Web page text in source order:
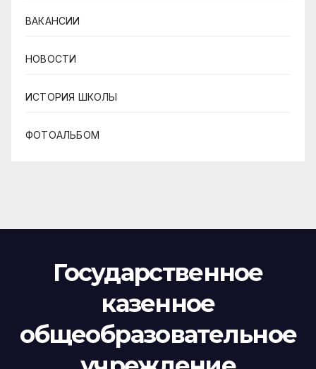
ВАКАНСИИ
НОВОСТИ
ИСТОРИЯ ШКОЛЫ
ФОТОАЛЬБОМ
Государственное
казенное
общеобразовательное